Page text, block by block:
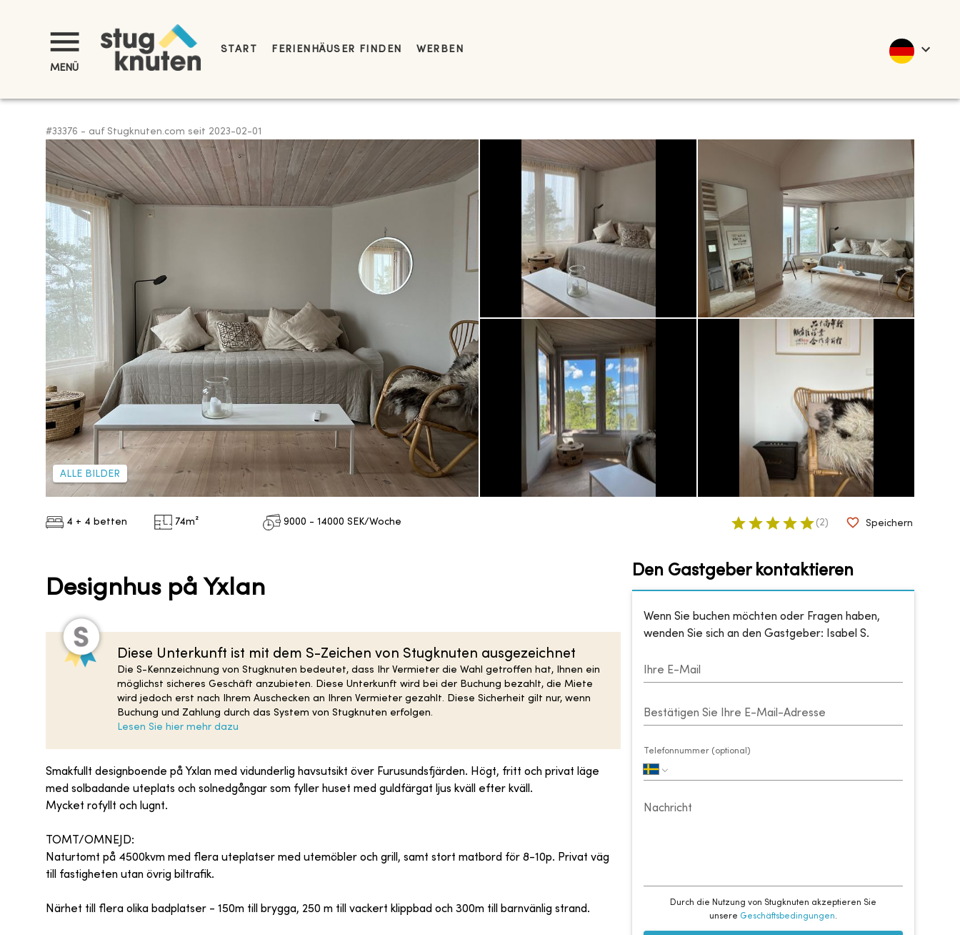
MENÜ
START FERIENHÄUSER FINDEN WERBEN
#33376 - auf Stugknuten.com seit 2023-02-01
ALLE BILDER
4 + 4 betten 74m² 9000 - 14000 SEK/Woche ( 2 ) Speichern
Designhus på Yxlan
Diese Unterkunft ist mit dem S-Zeichen von Stugknuten ausgezeichnet
Die S-Kennzeichnung von Stugknuten bedeutet, dass Ihr Vermieter die Wahl getroffen hat, Ihnen ein
möglichst sicheres Geschäft anzubieten. Diese Unterkunft wird bei der Buchung bezahlt, die Miete
wird jedoch erst nach Ihrem Auschecken an Ihren Vermieter gezahlt. Diese Sicherheit gilt nur, wenn
Buchung und Zahlung durch das System von Stugknuten erfolgen.
Lesen Sie hier mehr dazu
Smakfullt designboende på Yxlan med vidunderlig havsutsikt över Furusundsfjärden. Högt, fritt och privat läge
med solbadande uteplats och solnedgångar som fyller huset med guldfärgat ljus kväll efter kväll.
Mycket rofyllt och lugnt.
TOMT/OMNEJD:
Naturtomt på 4500kvm med flera uteplatser med utemöbler och grill, samt stort matbord för 8-10p. Privat väg
till fastigheten utan övrig biltrafik.
Närhet till flera olika badplatser - 150m till brygga, 250 m till vackert klippbad och 300m till barnvänlig strand.
Den Gastgeber kontaktieren
Wenn Sie buchen möchten oder Fragen haben,
wenden Sie sich an den Gastgeber:
Isabel S.
Ihre E-Mail
Bestätigen Sie Ihre E-Mail-Adresse
Telefonnummer (optional)
Nachricht
Durch die Nutzung von Stugknuten akzeptieren Sie
unsere Geschäftsbedingungen.